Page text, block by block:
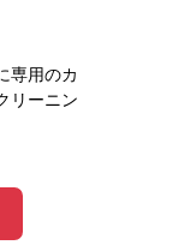
専用のカ
リーニン